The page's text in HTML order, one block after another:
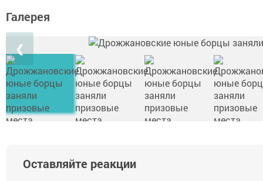
Галерея
❮
Оставляйте реакции